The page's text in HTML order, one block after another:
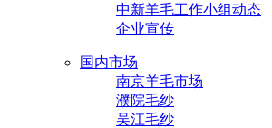
中新羊毛工作小组动态
企业宣传
国内市场
南京羊毛市场
濮院毛纱
吴江毛纱